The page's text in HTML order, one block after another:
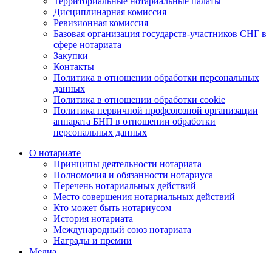
Дисциплинарная комиссия
Ревизионная комиссия
Базовая организация государств-участников СНГ в
сфере нотариата
Закупки
Контакты
Политика в отношении обработки персональных
данных
Политика в отношении обработки cookie
Политика первичной профсоюзной организации
аппарата БНП в отношении обработки
персональных данных
О нотариате
Принципы деятельности нотариата
Полномочия и обязанности нотариуса
Перечень нотариальных действий
Место совершения нотариальных действий
Кто может быть нотариусом
История нотариата
Международный союз нотариата
Награды и премии